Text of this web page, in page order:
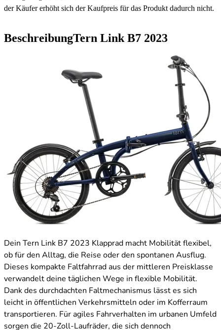
der Käufer erhöht sich der Kaufpreis für das Produkt dadurch nicht.
BeschreibungTern Link B7 2023
Dein Tern Link B7 2023 Klapprad macht Mobilität flexibel,
ob für den Alltag, die Reise oder den spontanen Ausflug.
Dieses kompakte Faltfahrrad aus der mittleren Preisklasse
verwandelt deine täglichen Wege in flexible Mobilität.
Dank des durchdachten Faltmechanismus lässt es sich
leicht in öffentlichen Verkehrsmitteln oder im Kofferraum
transportieren. Für agiles Fahrverhalten im urbanen Umfeld
sorgen die 20-Zoll-Laufräder, die sich dennoch